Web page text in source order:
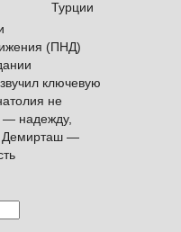
(ПНД)
ключевую
не
— надежду,
Демирташ —